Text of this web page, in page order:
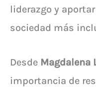
liderazgo y
sociedad más
Desde Magdalena
importancia de